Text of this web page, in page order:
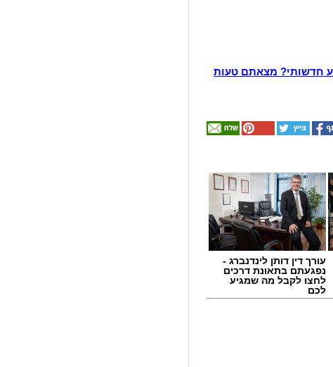
חדשותי? מצאתם טעות
עורך דין דותן לינדנברג -
נפגעתם בתאונת דרכים
לחצו לקבל מה שמגיע
לכם